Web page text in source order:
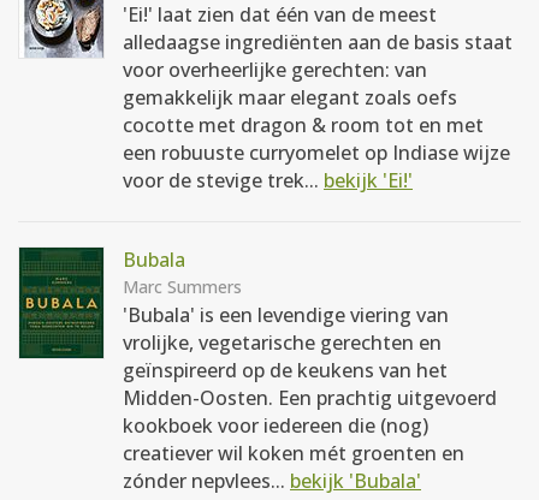
'Ei!' laat zien dat één van de meest
alledaagse ingrediënten aan de basis staat
voor overheerlijke gerechten: van
gemakkelijk maar elegant zoals oefs
cocotte met dragon & room tot en met
een robuuste curryomelet op Indiase wijze
voor de stevige trek... bekijk 'Ei!'
Bubala
Marc Summers
'Bubala' is een levendige viering van
vrolijke, vegetarische gerechten en
geïnspireerd op de keukens van het
Midden-Oosten. Een prachtig uitgevoerd
kookboek voor iedereen die (nog)
creatiever wil koken mét groenten en
zónder nepvlees... bekijk 'Bubala'